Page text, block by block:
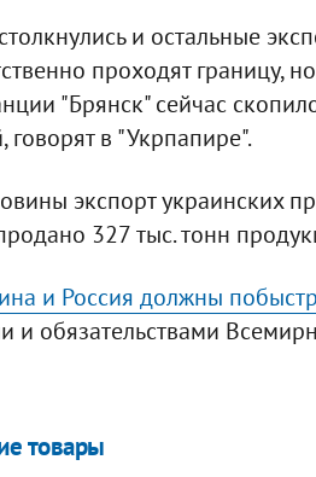
и остальные
проходят границу,
"Брянск" сейчас
говорят в "Укрпапире".
экспорт украинских
327 тыс. тонн
и Россия должны
и обязательствами
товары